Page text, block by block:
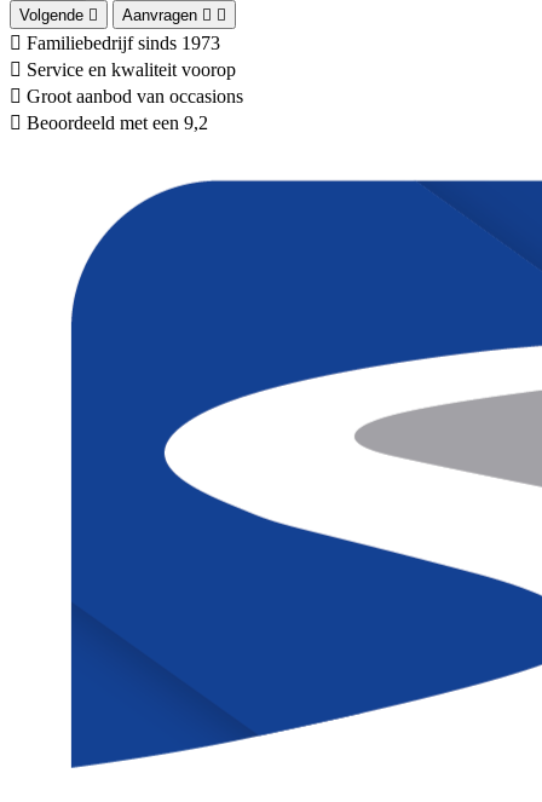
Volgende
Aanvragen
Familiebedrijf sinds 1973
Service en kwaliteit voorop
Groot aanbod van occasions
Beoordeeld met een 9,2